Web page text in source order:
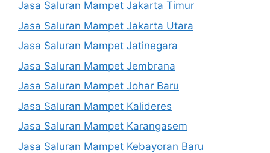
Jasa Saluran Mampet Jakarta Timur
Jasa Saluran Mampet Jakarta Utara
Jasa Saluran Mampet Jatinegara
Jasa Saluran Mampet Jembrana
Jasa Saluran Mampet Johar Baru
Jasa Saluran Mampet Kalideres
Jasa Saluran Mampet Karangasem
Jasa Saluran Mampet Kebayoran Baru